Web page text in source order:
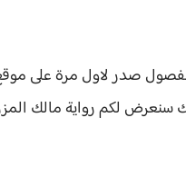
صدر لاول مرة على
سنعرض لكمرواية مالك